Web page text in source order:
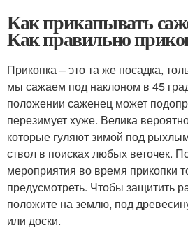
Как прикапывать
Как правильно
Прикопка – это та же посадка,
мы сажаем под наклоном в 45
положении саженец может
перезимует хуже. Велика
которые гуляют зимой под
ствол в поисках любых веточек.
мероприятия во время прикопки
предусмотреть. Чтобы защитить
положите на землю, под
или доски.